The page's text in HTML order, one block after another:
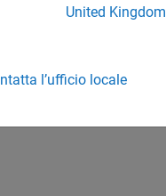
United Kingdom
l’ufficio locale